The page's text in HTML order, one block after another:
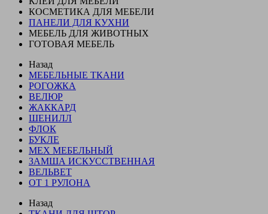
КОСМЕТИКА ДЛЯ МЕБЕЛИ
ПАНЕЛИ ДЛЯ КУХНИ
МЕБЕЛЬ ДЛЯ ЖИВОТНЫХ
ГОТОВАЯ МЕБЕЛЬ
Назад
МЕБЕЛЬНЫЕ ТКАНИ
РОГОЖКА
ВЕЛЮР
ЖАККАРД
ШЕНИЛЛ
ФЛОК
БУКЛЕ
МЕХ МЕБЕЛЬНЫЙ
ЗАМША ИСКУССТВЕННАЯ
ВЕЛЬВЕТ
ОТ 1 РУЛОНА
Назад